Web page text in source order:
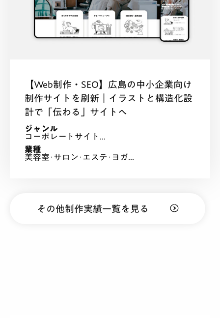
【Web制作・SEO】広島の中小企業向け
制作サイトを刷新｜イラストと構造化設
計で「伝わる」サイトへ
ジャンル
コーポレートサイト...
業種
美容室･サロン･エステ･ヨガ...
その他制作実績一覧を見る